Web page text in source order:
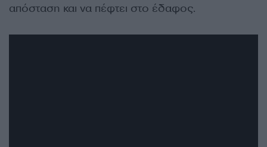
απόσταση και να πέφτει στο έδαφος.